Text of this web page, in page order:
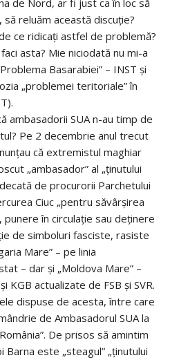
de Nord, ar fi just ca în loc să
reluăm această discuţie?
ce ridicaţi astfel de problemă?
asta? Mie niciodată nu mi-a
Basarabiei” – INST şi
„problemei teritoriale” în
ambasadorii SUA n-au timp de
Pe 2 decembrie anul trecut
că extremistul maghiar
„ambasador” al „ţinutului
de procurorii Parchetului
Ciuc „pentru săvârşirea
în circulaţie sau deţinere
de simboluri fasciste, rasiste
Mare” – pe linia
– dar şi „Moldova Mare” –
KGB actualizate de FSB şi SVR.
dispuse de acesta, între care
de Ambasadorul SUA la
De prisos să amintim
este „steagul” „ţinutului